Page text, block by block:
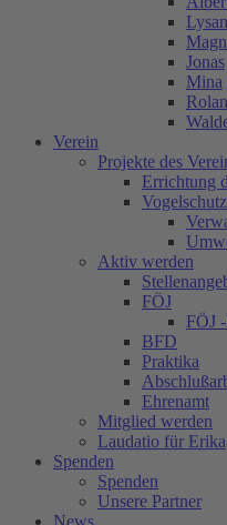
Jonas
Mina
Verein
Projekte des
Errichtung
Aktiv werden
FÖJ
FÖJ
BFD
Praktika
Ehrenamt
Mitglied werden
Laudatio für Erika
Spenden
Spenden
Unsere Partner
News